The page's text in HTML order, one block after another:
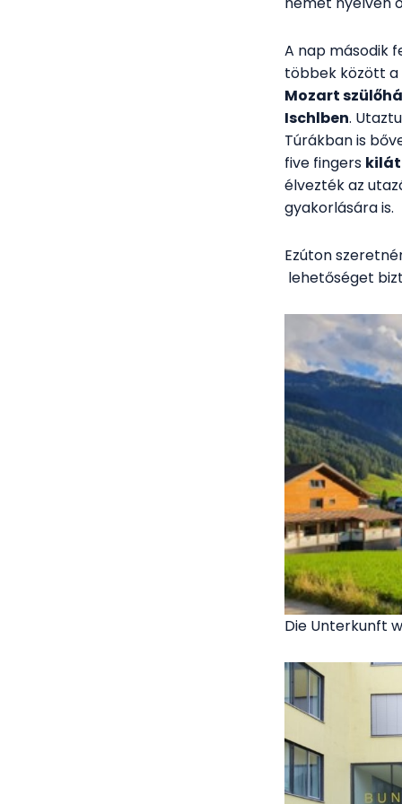
A nap második
többek között
Mozart
Ischlben.
Túrákban is
five fingers
élvezték az
gyakorlására is.
Ezúton
lehetőséget
Die Unterkunft